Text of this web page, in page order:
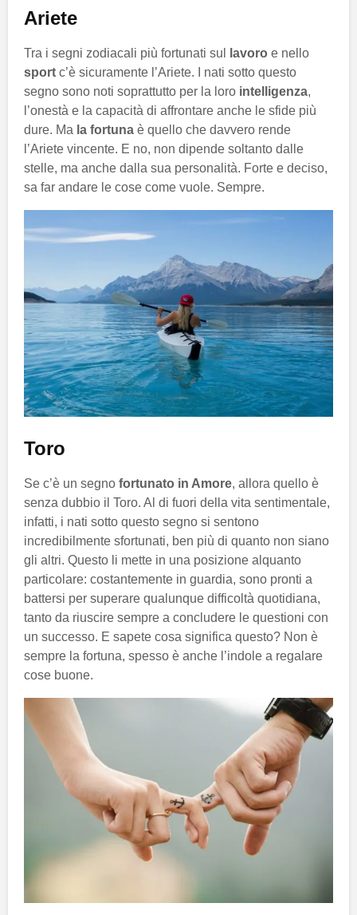
Ariete
Tra i segni zodiacali più fortunati sul lavoro e nello
sport c’è sicuramente l’Ariete. I nati sotto questo
segno sono noti soprattutto per la loro intelligenza,
l’onestà e la capacità di affrontare anche le sfide più
dure. Ma la fortuna è quello che davvero rende
l’Ariete vincente. E no, non dipende soltanto dalle
stelle, ma anche dalla sua personalità. Forte e deciso,
sa far andare le cose come vuole. Sempre.
Toro
Se c’è un segno fortunato in Amore, allora quello è
senza dubbio il Toro. Al di fuori della vita sentimentale,
infatti, i nati sotto questo segno si sentono
incredibilmente sfortunati, ben più di quanto non siano
gli altri. Questo li mette in una posizione alquanto
particolare: costantemente in guardia, sono pronti a
battersi per superare qualunque difficoltà quotidiana,
tanto da riuscire sempre a concludere le questioni con
un successo. E sapete cosa significa questo? Non è
sempre la fortuna, spesso è anche l’indole a regalare
cose buone.